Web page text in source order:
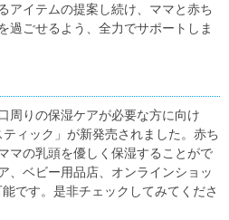
アイテムの提案し続け、ママと赤ち
過ごせるよう、全力でサポートしま
周りの保湿ケアが必要な方に向け
ィック」が新発売されました。赤ち
マの乳頭を優しく保湿することがで
、ベビー用品店、オンラインショッ
です。是非チェックしてみてくださ